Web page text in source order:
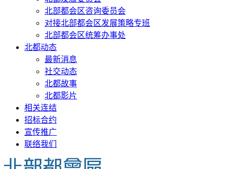
北部都会区咨询委员会
对接北部都会区发展策略专班
北部都会区统筹办事处
北都动态
最新消息
社交动态
北都故事
北都影片
相关连结
招标合约
宣传推广
联络我们